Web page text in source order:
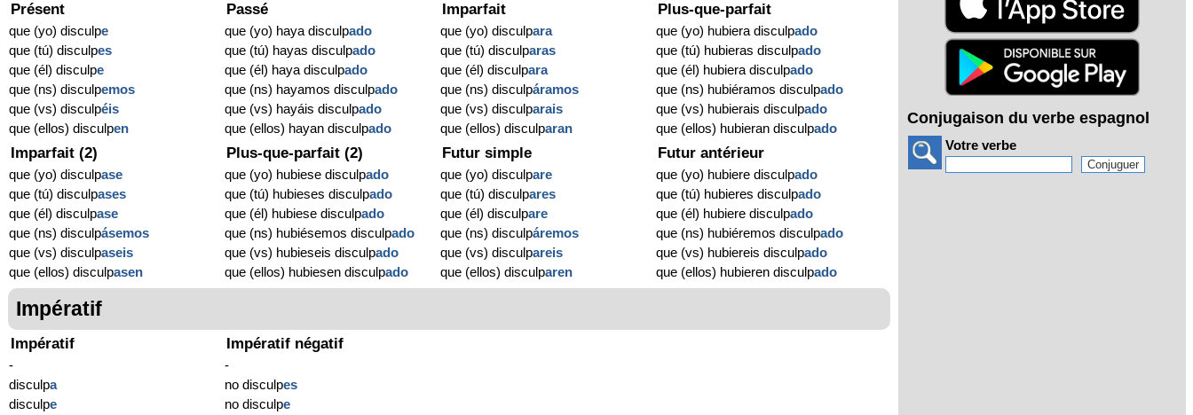
Présent
que (yo) disculpe
que (tú) disculpes
que (él) disculpe
que (ns) disculpemos
que (vs) disculpéis
que (ellos) disculpen
Passé
que (yo) haya disculpado
que (tú) hayas disculpado
que (él) haya disculpado
que (ns) hayamos disculpado
que (vs) hayáis disculpado
que (ellos) hayan disculpado
Imparfait
que (yo) disculpara
que (tú) disculparas
que (él) disculpara
que (ns) disculpáramos
que (vs) disculparais
que (ellos) disculparan
Plus-que-parfait
que (yo) hubiera disculpado
que (tú) hubieras disculpado
que (él) hubiera disculpado
que (ns) hubiéramos disculpado
que (vs) hubierais disculpado
que (ellos) hubieran disculpado
Imparfait (2)
que (yo) disculpase
que (tú) disculpases
que (él) disculpase
que (ns) disculpásemos
que (vs) disculpaseis
que (ellos) disculpasen
Plus-que-parfait (2)
que (yo) hubiese disculpado
que (tú) hubieses disculpado
que (él) hubiese disculpado
que (ns) hubiésemos disculpado
que (vs) hubieseis disculpado
que (ellos) hubiesen disculpado
Futur simple
que (yo) disculpare
que (tú) disculpares
que (él) disculpare
que (ns) disculpáremos
que (vs) disculpareis
que (ellos) disculparen
Futur antérieur
que (yo) hubiere disculpado
que (tú) hubieres disculpado
que (él) hubiere disculpado
que (ns) hubiéremos disculpado
que (vs) hubiereis disculpado
que (ellos) hubieren disculpado
Impératif
Impératif
-
disculpa
disculpe
Impératif négatif
-
no disculpes
no disculpe
Conjugaison du verbe espagnol
Votre verbe